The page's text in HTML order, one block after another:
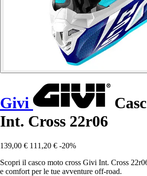
Givi
Int. Cross 22r06
139,00 € 111,20 € -20%
Scopri il casco moto cross Givi Int. Cross
e comfort per le tue avventure off-road.